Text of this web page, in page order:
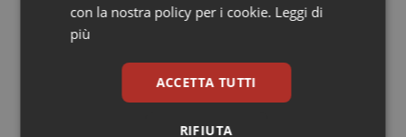
Quotidiano Oncologia
Quotidiano Pediatria
con la nostra policy per i cookie. Leggi di
più
ACCETTA TUTTI
RIFIUTA